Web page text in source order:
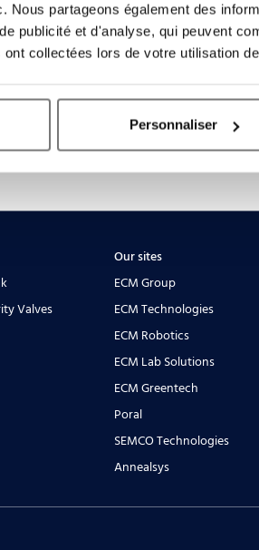
Nous partageons également des
publicité et d'analyse, qui peuvent
collectées lors de votre utilisation
Personnaliser
Horizontal position, Viton seal
Valves
Our sites
ECM Group
ECM Technologies
ECM Robotics
ECM Lab Solutions
ECM Greentech
Poral
SEMCO Technologies
Annealsys